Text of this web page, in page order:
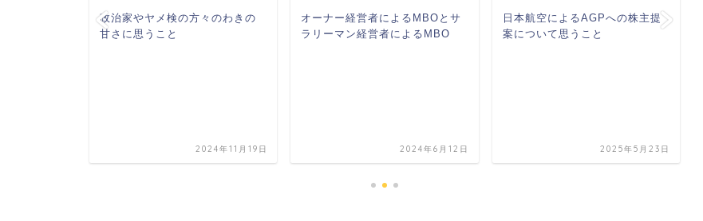
政治家やヤメ検の方々のわきの
甘さに思うこと
2024年11月19日
オーナー経営者によるMBOとサ
ラリーマン経営者によるMBO
2024年6月12日
日本航空によるAGPへの株主提
案について思うこと
2025年5月23日